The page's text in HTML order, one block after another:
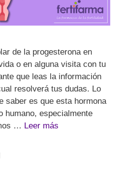
de la progesterona en
o en alguna visita con tu
que leas la información
resolverá tus dudas. Lo
saber es que esta hormona
humano, especialmente
… Leer más